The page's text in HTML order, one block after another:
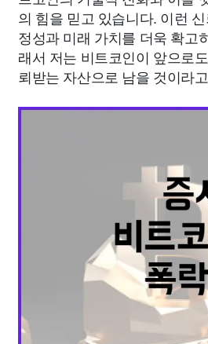
의 힘을 믿고 있습니다. 이런
정성과 미래 가치를 더욱 확고
래서 저는 비트코인이 앞으로
뢰받는 자산으로 남을 것이라